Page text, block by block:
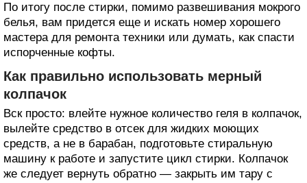
По итогу после стирки, помимо развешивания мокрого
белья, вам придется еще и искать номер хорошего
мастера для ремонта техники или думать, как спасти
испорченные кофты.
Как правильно использовать мерный
колпачок
Вск просто: влейте нужное количество геля в колпачок,
вылейте средство в отсек для жидких моющих
средств, а не в барабан, подготовьте стиральную
машину к работе и запустите цикл стирки. Колпачок
же следует вернуть обратно — закрыть им тару с